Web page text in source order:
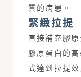
質的病患。
緊緻拉提
直接補充膠
膠原蛋白的
式達到拉提效